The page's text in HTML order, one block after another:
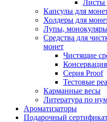
Листы
Капсулы для
Холдеры для
Лупы,
Средства для
монет
Чистящие
Серия Proof
Тестовые
Карманные весы
Литература по
Ароматизаторы
Подарочный